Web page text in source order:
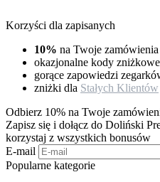
Korzyści dla zapisanych
10% na Twoje zamówienia
okazjonalne kody zniżkowe
gorące zapowiedzi
zniżki dla Stałych Klientów
Odbierz 10% na Twoje
Zapisz się i dołącz do Doliński
korzystaj z wszystkich bonusów
E-mail
Popularne kategorie